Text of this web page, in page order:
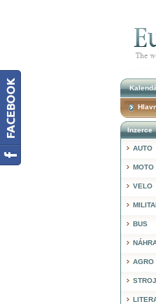
Inzerce
AUTO
MOTO
VELO
BUS
AGRO